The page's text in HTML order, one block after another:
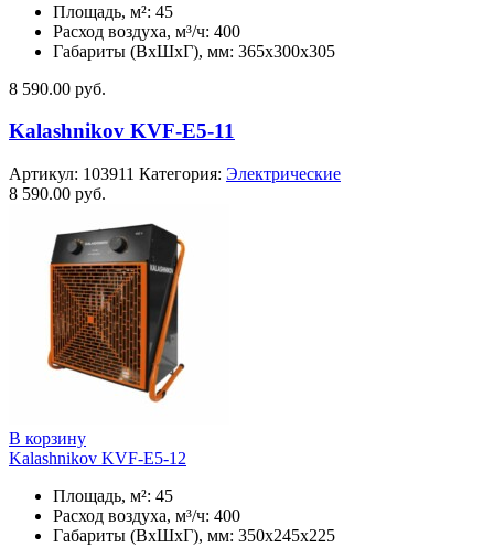
Площадь, м²: 45
Расход воздуха, м³/ч: 400
Габариты (ВхШхГ), мм: 365x300x305
8 590.00 руб.
Kalashnikov KVF-E5-11
Артикул: 103911 Категория: Электрические
8 590.00 руб.
В корзину
Kalashnikov KVF-E5-12
Площадь, м²: 45
Расход воздуха, м³/ч: 400
Габариты (ВхШхГ), мм: 350x245x225